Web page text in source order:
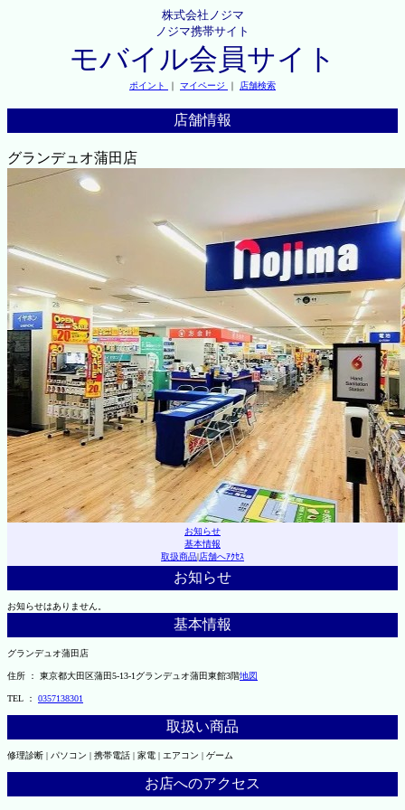
株式会社ノジマ
ノジマ携帯サイト
モバイル会員サイト
ポイント ｜ マイページ ｜ 店舗検索
店舗情報
グランデュオ蒲田店
お知らせ
基本情報
取扱商品|店舗へｱｸｾｽ
お知らせ
お知らせはありません。
基本情報
グランデュオ蒲田店
住所 ： 東京都大田区蒲田5-13-1グランデュオ蒲田東館3階地図
TEL ： 0357138301
取扱い商品
修理診断 | パソコン | 携帯電話 | 家電 | エアコン | ゲーム
お店へのアクセス